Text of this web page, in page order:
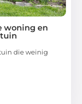
woning en
die weinig